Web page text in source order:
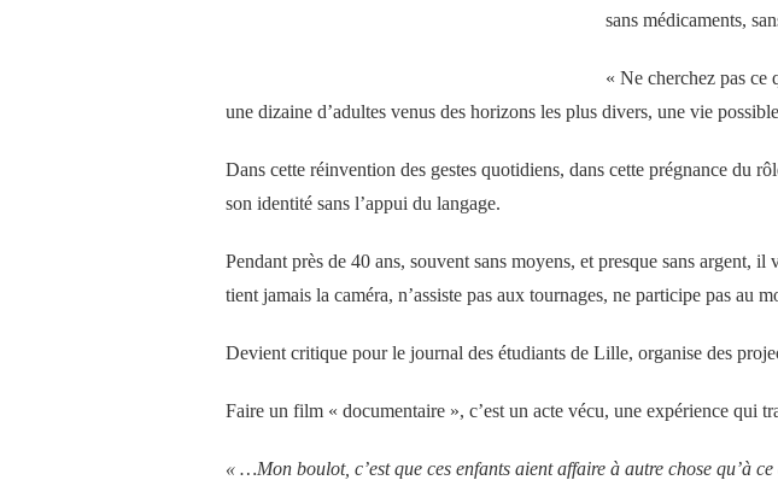
sans médicaments,
« Ne cherchez pas
une dizaine d’adultes venus des horizons les plus divers, une vie
Dans cette réinvention des gestes quotidiens, dans cette prégnance
son identité sans l’appui du langage.
Pendant près de 40 ans, souvent sans moyens, et presque sans argent,
tient jamais la caméra, n’assiste pas aux tournages, ne participe pas au
Devient critique pour le journal des étudiants de Lille, organise des
Faire un film « documentaire », c’est un acte vécu, une expérience qui
« …Mon boulot, c’est que ces enfants aient affaire à autre chose qu’à